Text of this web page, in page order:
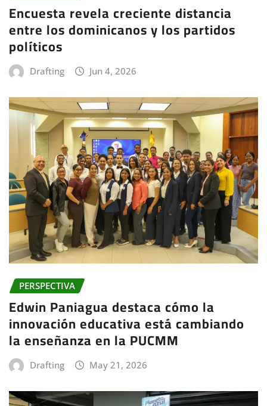
Encuesta revela creciente distancia
entre los dominicanos y los partidos
políticos
Drafting Jun 4, 2026
PERSPECTIVA
Edwin Paniagua destaca cómo la
innovación educativa está cambiando
la enseñanza en la PUCMM
Drafting May 21, 2026